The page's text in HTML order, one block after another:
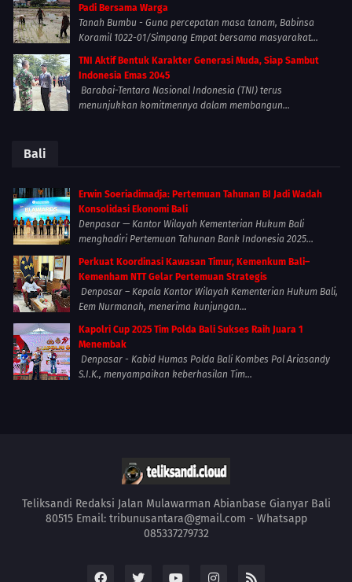
Padi Bersama Warga
Tanah Bumbu - Guna percepatan masa tanam, Babinsa
Koramil 1022-01/Simpang Empat bersama masyarakat...
TNI Aktif Bentuk Karakter Generasi Muda, Siap Sambut
Indonesia Emas 2045
Barabai-Tentara Nasional Indonesia (TNI) terus
menunjukkan komitmennya dalam membangun...
Bali
Erwin Soeriadimadja: Pertemuan Tahunan BI Jadi Wadah
Konsolidasi Ekonomi Bali
Denpasar — Kantor Wilayah Kementerian Hukum Bali
menghadiri Pertemuan Tahunan Bank Indonesia 2025...
Perkuat Koordinasi Kawasan Timur, Kemenkum Bali–
Kemenham NTT Gelar Pertemuan Strategis
Denpasar – Kepala Kantor Wilayah Kementerian Hukum Bali,
Eem Nurmanah, menerima kunjungan...
Kapolri Cup 2025 Tim Polda Bali Sukses Raih Juara 1
Menembak
Denpasar - Kabid Humas Polda Bali Kombes Pol Ariasandy
S.I.K., menyampaikan keberhasilan Tim...
Teliksandi Redaksi Jalan Mulawarman Abianbase Gianyar Bali
80515 Email: tribunusantara@gmail.com - Whatsapp
085337279732